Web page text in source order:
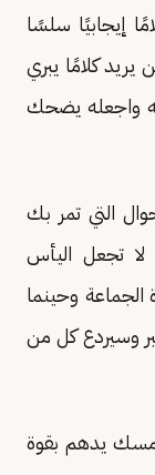
إيجابيًا سلسًا
كلامًا يبري
واجعله يضحك
التي تمر بك
تجعل اليأس
وحينما
وسيردع كل من
امسك يدهم بقوة